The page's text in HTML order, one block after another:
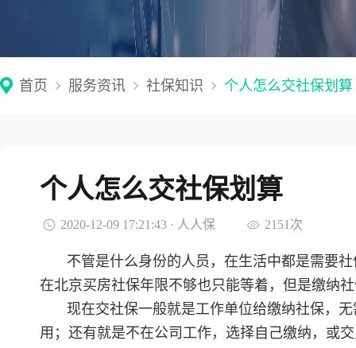
首页 服务资讯 社保知识 个人怎么交社保划算
个人怎么交社保划算
2020-12-09 17:21:43 · 人人保 2151次
不管是什么身份的人员，在生活中都是需要
在北京买房社保年限不够也只能等着，但是缴纳
现在交社保一般就是工作单位给缴纳社保，
用；还有就是不在公司工作，选择自己缴纳，或